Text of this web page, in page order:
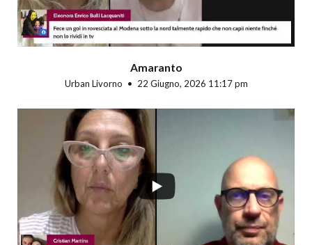
Amaranto
Urban Livorno 22 Giugno, 2026 11:17 pm